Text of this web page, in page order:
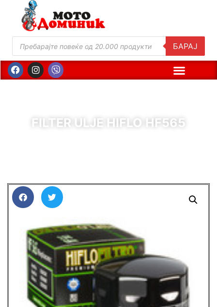
БАРАЈ
FILTER ULJE HIFLO HF565